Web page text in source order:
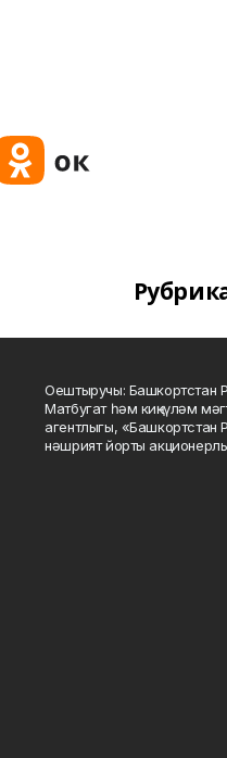
Оештыручы: Башкортстан
Матбугат һәм киңкүләм
агентлыгы, «Башкортстан
нәшрият йорты